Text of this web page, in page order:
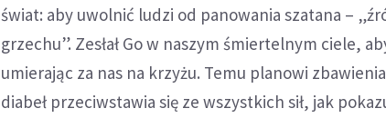
świat: aby uwolnić ludzi od panowania szatana –
grzechu”. Zesłał Go w naszym śmiertelnym ciele,
umierając za nas na krzyżu. Temu planowi
diabeł przeciwstawia się ze wszystkich sił, jak